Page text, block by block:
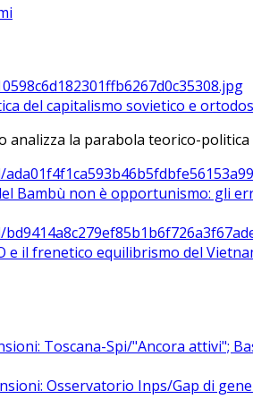
del capitalismo sovietico e
analizza la parabola teorico-
Bambù non è opportunismo: gli
e il frenetico equilibrismo del
Toscana-Spi/"Ancora attivi";
Osservatorio Inps/Gap di